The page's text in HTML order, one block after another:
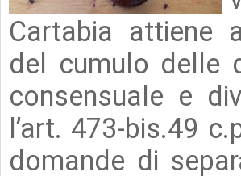
Cartabia attiene
del cumulo delle
consensuale e
l’art. 473-bis.49
domande di